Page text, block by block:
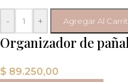
- + Agregar Al
Organizador de
$ 89.250,00